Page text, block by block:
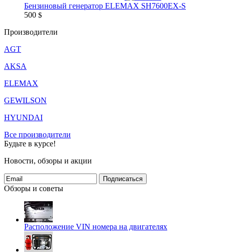
Бензиновый генератор ELEMAX SH7600EX-S
500 $
Производители
AGT
AKSA
ELEMAX
GEWILSON
HYUNDAI
Все производители
Будьте в курсе!
Новости, обзоры и акции
Подписаться
Обзоры и советы
Расположение VIN номера на двигателях